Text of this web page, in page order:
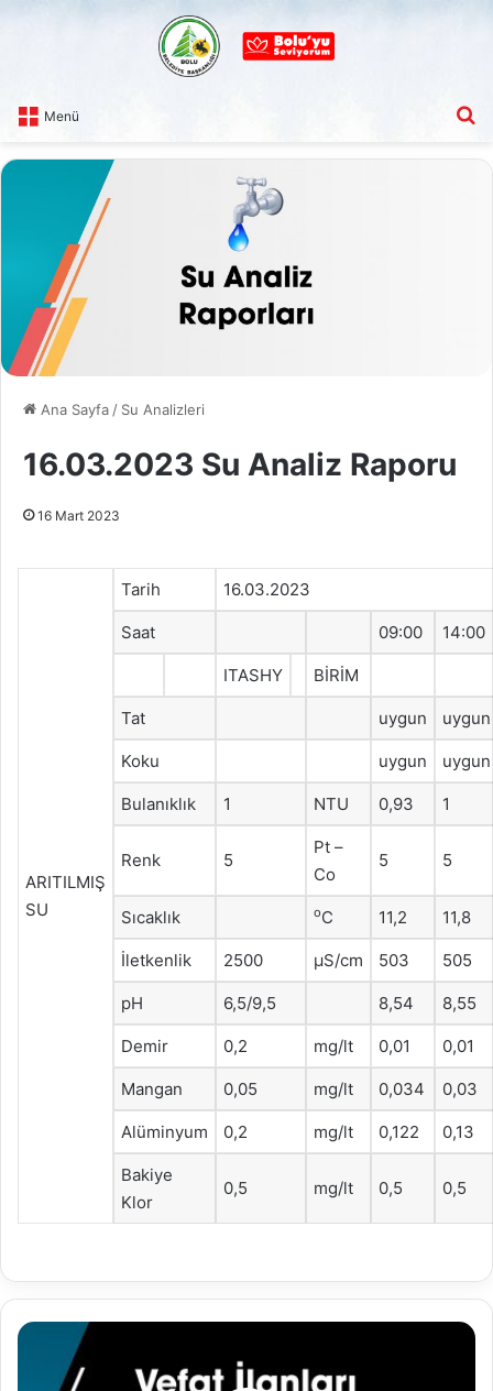
Menü
Ana Sayfa / Su Analizleri
16.03.2023 Su Analiz Raporu
16 Mart 2023
ARITILMIŞ
SU
Tarih 16.03.2023
Saat 09:00 14:00
ITASHY BİRİM
Tat uygun uygun
Koku uygun uygun
Bulanıklık 1 NTU 0,93 1
Renk 5
Pt –
Co
5 5
Sıcaklık oC 11,2 11,8
İletkenlik 2500 μS/cm 503 505
pH 6,5/9,5 8,54 8,55
Demir 0,2 mg/lt 0,01 0,01
Mangan 0,05 mg/lt 0,034 0,03
Alüminyum 0,2 mg/lt 0,122 0,13
Bakiye
Klor
0,5 mg/lt 0,5 0,5
16.03.2023